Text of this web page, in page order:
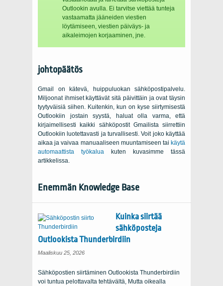
Outlookin avulla. Ei tarvitse viettää tunteja
vastaamatta jääneiden viestien
löytämiseen, viestien päiväys- ja
aikaleimojen korjaaminen, jne.
johtopäätös
Gmail on kätevä, huippuluokan sähköpostipalvelu.
Miljoonat ihmiset käyttävät sitä päivittäin ja ovat täysin
tyytyväisiä siihen. Kuitenkin, kun on kyse siirtymisestä
Outlookiin jostain syystä, haluat olla varma, että
kirjaimellisesti kaikki sähköpostit Gmailista siirrettiin
Outlookiin luotettavasti ja turvallisesti. Voit joko käyttää
aikaa ja vaivaa manuaaliseen muuntamiseen tai käytä
automaattista työkalua kuten kuvasimme tässä
artikkelissa.
Enemmän Knowledge Base
Kuinka siirtää
sähköposteja
Outlookista Thunderbirdiin
Maaliskuu 25, 2026
Sähköpostien siirtäminen Outlookista Thunderbirdiin
voi tuntua pelottavalta tehtävältä, Mutta oikealla